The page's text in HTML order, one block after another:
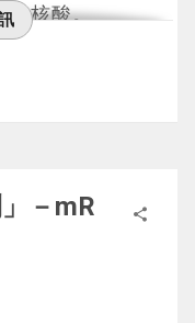
及核酸。
組裝形成新的病
，就會繼續感染
粒。病毒對宿主
－mR
share